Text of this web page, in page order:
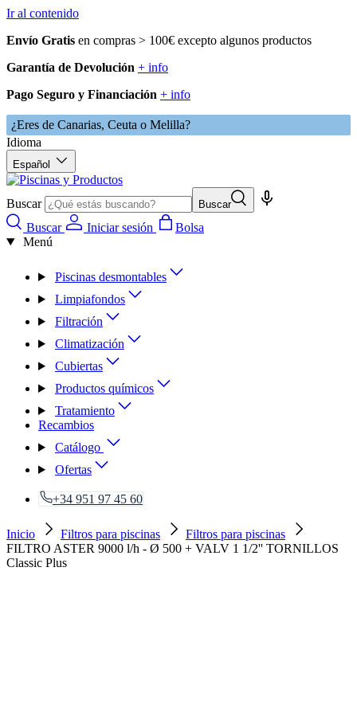
Ir al contenido
Envío Gratis en compras > 100€ excepto algunos productos
Garantía de Devolución + info
Pago Seguro y Financiación + info
¿Eres de Canarias, Ceuta o Melilla?
Idioma
Español
Buscar Buscar
Buscar Iniciar sesión
Bolsa
Menú
Piscinas desmontables
Limpiafondos
Filtración
Climatización
Cubiertas
Productos químicos
Tratamiento
Recambios
Catálogo
Ofertas
+34 951 97 45 60
Inicio Filtros para piscinas
Filtros para piscinas
FILTRO ASTER 9000 l/h - Ø 500 + VALV 1 1/2'' TORNILLOS
Classic Plus